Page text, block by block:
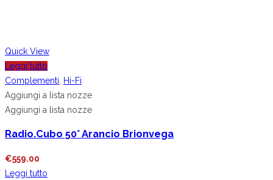
Quick View
Leggi tutto
Complementi Hi-Fi
Aggiungi a lista nozze
Aggiungi a lista nozze
Radio.Cubo 50° Arancio Brionvega
€559.00
Leggi tutto